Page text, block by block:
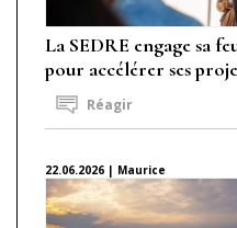
La SEDRE engage sa
pour accélérer ses
Réagir
22.06.2026 | Maurice